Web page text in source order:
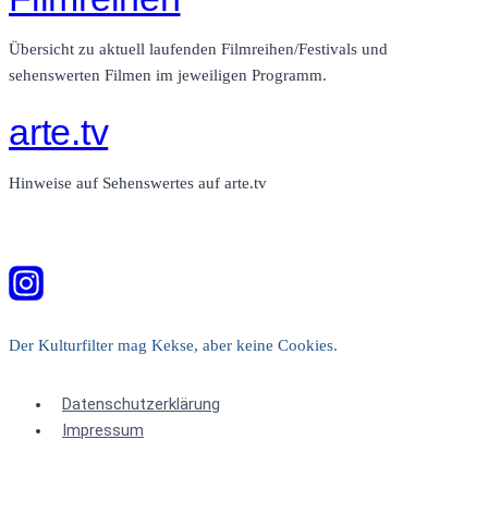
Übersicht zu aktuell laufenden Filmreihen/Festivals und
sehenswerten Filmen im jeweiligen Programm.
arte.tv
Hinweise auf Sehenswertes auf arte.tv
Der Kulturfilter mag Kekse, aber keine Cookies.
Datenschutzerklärung
Impressum